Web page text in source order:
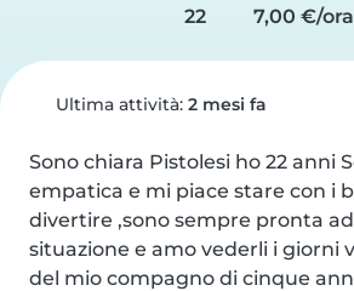
22
7,00 €/ora
Ultima attività: 2 mesi fa
Sono chiara Pistolesi ho 22 anni
empatica e mi piace stare con i
divertire ,sono sempre pronta
situazione e amo vederli i giorni
del mio compagno di cinque